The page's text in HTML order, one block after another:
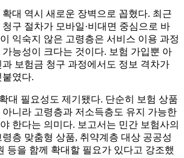
대 역시 새로운 장벽으로 꼽혔다. 최근
구 절차가 모바일·비대면 중심으로 바
익숙지 않은 고령층은 서비스 이용 과정
능성이 크다는 것이다. 보험 가입뿐 아
보험금 청구 과정에서도 정보 격차가
였다.
대 필요성도 제기됐다. 단순히 보험 상품
니라 고령층과 저소득층도 유지 가능한
한다는 의미다. 보고서는 민간 보험사의
층 맞춤형 상품, 취약계층 대상 공공성
등을 함께 확대할 필요가 있다고 강조했